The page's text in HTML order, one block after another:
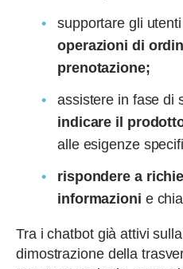
supportare gli
operazioni di
prenotazione;
assistere in fase di
indicare il
alle esigenze
rispondere a
informazioni e
Tra i chatbot già attivi
dimostrazione della